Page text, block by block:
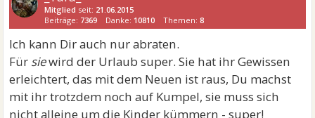
Mitglied seit: 21.06.2015
Beiträge: 7369 Danke: 10810 Themen:8
Ich kann Dir auch nur abraten.
Für siewird der Urlaub super. Sie hat ihr Gewissen
erleichtert, das mit dem Neuen ist raus, Du machst
mit ihr trotzdem noch auf Kumpel, sie muss sich
nicht alleine um die Kinder kümmern - super!